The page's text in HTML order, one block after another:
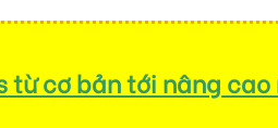
từ cơ bản tới nâng